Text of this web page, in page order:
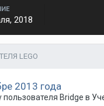
2018
LEGO
2013 года
пользователя Bridge в